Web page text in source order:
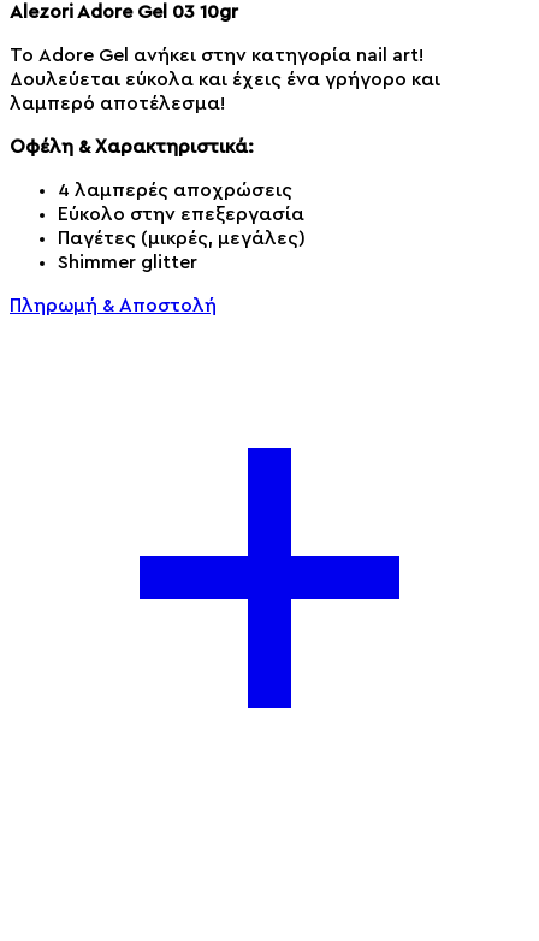
Alezori Adore Gel 03 10gr
Το Adore Gel ανήκει στην κατηγορία nail art!
Δουλεύεται εύκολα και έχεις ένα γρήγορο και
λαμπερό αποτέλεσμα!
Οφέλη & Χαρακτηριστικά:
4 λαμπερές αποχρώσεις
Εύκολο στην επεξεργασία
Παγέτες (μικρές, μεγάλες)
Shimmer glitter
Πληρωμή & Αποστολή